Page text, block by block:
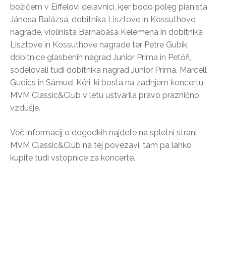
božičem v Eiffelovi delavnici, kjer bodo poleg pianista
Jánosa Balázsa, dobitnika Lisztove in Kossuthove
nagrade, violinista Barnabása Kelemena in dobitnika
Lisztove in Kossuthove nagrade ter Petre Gubik,
dobitnice glasbenih nagrad Junior Prima in Petőfi,
sodelovali tudi dobitnika nagrad Junior Prima, Marcell
Gudics in Sámuel Kéri, ki bosta na zadnjem koncertu
MVM Classic&Club v letu ustvarila pravo praznično
vzdušje.
Več informacij o dogodkih najdete na spletni strani
MVM Classic&Club na tej povezavi, tam pa lahko
kupite tudi vstopnice za koncerte.